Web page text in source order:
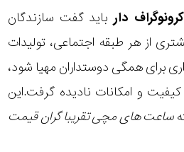
دار باید گفت سازندگان
از هر طبقه اجتماعی، تولیدات
برای همگی دوستداران مهیا شود،
کیفیت و امکانات نادیده گرفت.این
ساعت های مچی تقریبا گران قیمت